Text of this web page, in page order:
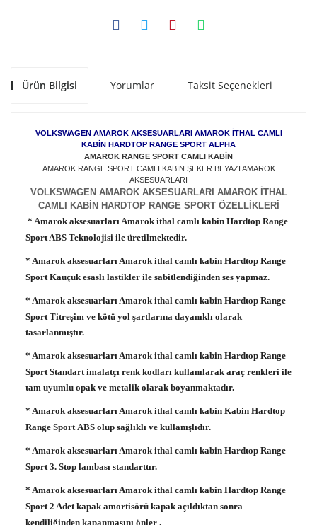
Ürün Bilgisi Yorumlar Taksit Seçenekleri
VOLKSWAGEN AMAROK AKSESUARLARI AMAROK İTHAL CAMLI
KABİN HARDTOP RANGE SPORT ALPHA
AMAROK RANGE SPORT CAMLI KABİN
AMAROK RANGE SPORT CAMLI KABİN ŞEKER BEYAZI AMAROK
AKSESUARLARI
VOLKSWAGEN AMAROK AKSESUARLARI AMAROK İTHAL
CAMLI KABİN HARDTOP RANGE SPORT ÖZELLİKLERİ
* Amarok aksesuarları Amarok ithal camlı kabin Hardtop Range
Sport ABS Teknolojisi ile üretilmektedir.
* Amarok aksesuarları Amarok ithal camlı kabin Hardtop Range
SportKauçuk esaslı lastikler ile sabitlendiğinden ses yapmaz.
* Amarok aksesuarları Amarok ithal camlı kabin Hardtop Range
SportTitreşim ve kötü yol şartlarına dayanıklı olarak
tasarlanmıştır.
* Amarok aksesuarları Amarok ithal camlı kabin Hardtop Range
SportStandart imalatçı renk kodları kullanılarak araç renkleri ile
tam uyumlu opak ve metalik olarak boyanmaktadır.
* Amarok aksesuarları Amarok ithal camlı kabin Kabin Hardtop
Range SportABS olup sağlıklı ve kullanışlıdır.
* Amarok aksesuarları Amarok ithal camlı kabin Hardtop Range
Sport3. Stop lambası standarttır.
* Amarok aksesuarları Amarok ithal camlı kabin Hardtop Range
Sport2 Adet kapak amortisörü kapak açıldıktan sonra
kendiliğinden kapanmasını önler .